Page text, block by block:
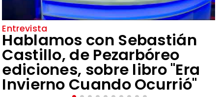
Entrevista
Hablamos con Sebastián
Castillo, de Pezarbóreo
ediciones, sobre libro "Era
Invierno Cuando Ocurrió"